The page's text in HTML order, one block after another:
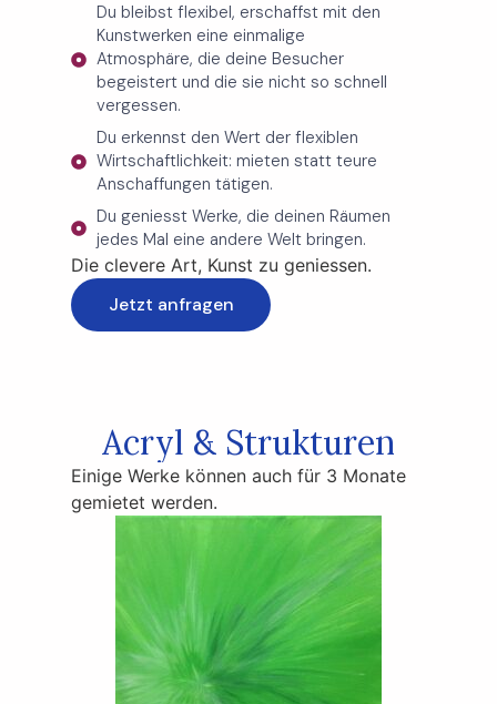
Du bleibst flexibel, erschaffst mit den
Kunstwerken eine einmalige
Atmosphäre, die deine Besucher
begeistert und die sie nicht so schnell
vergessen.
Du erkennst den Wert der flexiblen
Wirtschaftlichkeit: mieten statt teure
Anschaffungen tätigen.
Du geniesst Werke, die deinen Räumen
jedes Mal eine andere Welt bringen.
Die clevere Art, Kunst zu geniessen.
Jetzt anfragen
Acryl & Strukturen
Einige Werke können auch für 3 Monate
gemietet werden.